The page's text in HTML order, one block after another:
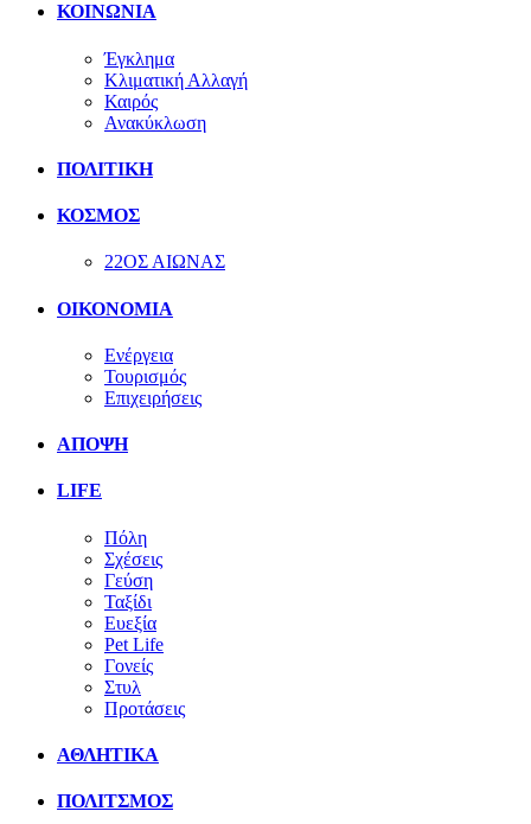
ΚΟΙΝΩΝΙΑ
Έγκλημα
Κλιματική Αλλαγή
Καιρός
Ανακύκλωση
ΠΟΛΙΤΙΚΗ
ΚΟΣΜΟΣ
22ΟΣ ΑΙΩΝΑΣ
ΟΙΚΟΝΟΜΙΑ
Ενέργεια
Τουρισμός
Επιχειρήσεις
ΑΠΟΨΗ
LIFE
Πόλη
Σχέσεις
Γεύση
Ταξίδι
Ευεξία
Pet Life
Γονείς
Στυλ
Προτάσεις
ΑΘΛΗΤΙΚΑ
ΠΟΛΙΤΣΜΟΣ